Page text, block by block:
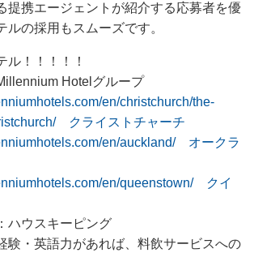
提携エージェントが紹介する応募者を優
ルの採用もスムーズです。
ル！！！！！
Hotelグループ
en/christchurch/the-
クライストチャーチ
en/auckland/ オークラ
en/queenstown/ クイ
ハウスキーピング
験・英語力があれば、料飲サービスへの